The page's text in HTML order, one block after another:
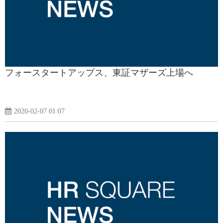
フォースタートアップス、東証マザーズ上場へ
2020-02-07 01:07